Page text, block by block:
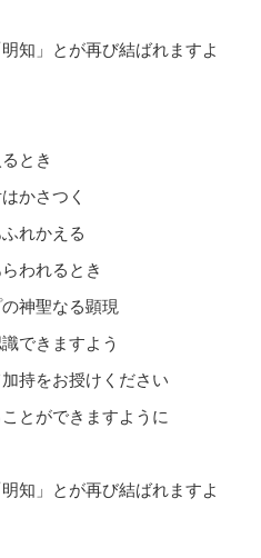
知」とが再び結ばれますよ
とき
かさつく
れかえる
われるとき
神聖なる顕現
できますよう
持をお授けください
とができますように
知」とが再び結ばれますよ